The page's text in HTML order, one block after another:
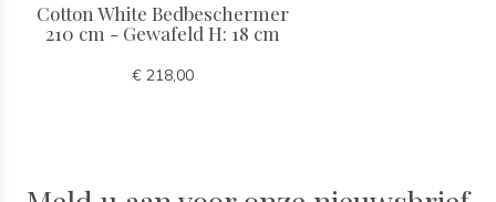
Cotton White Bedbeschermer
210 cm - Gewafeld H: 18 cm
€ 218,00